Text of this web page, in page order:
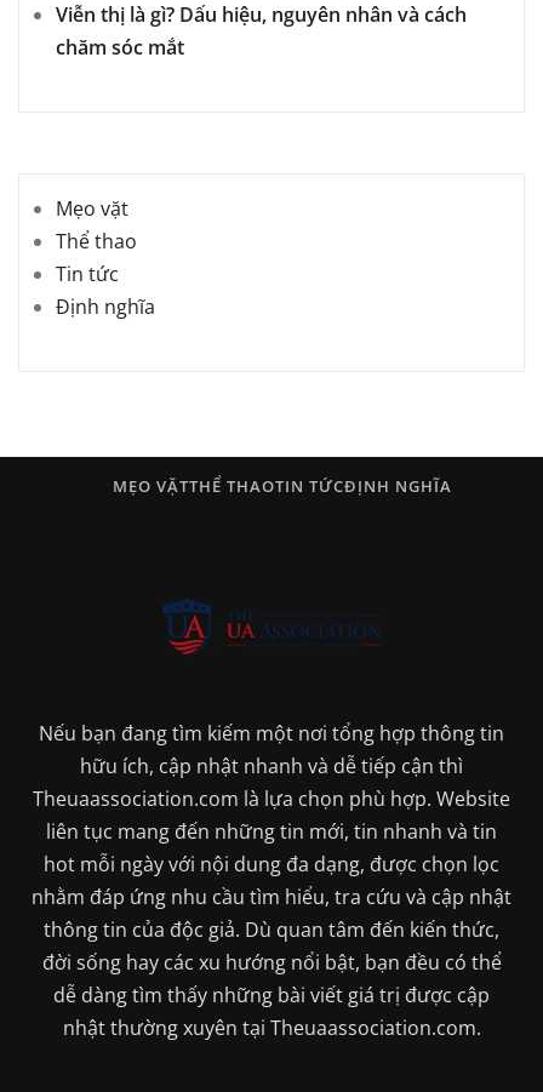
Viễn thị là gì? Dấu hiệu, nguyên nhân và cách
chăm sóc mắt
Mẹo vặt
Thể thao
Tin tức
Định nghĩa
MẸO VẶTTHỂ THAOTIN TỨCĐỊNH NGHĨA
Nếu bạn đang tìm kiếm một nơi tổng hợp thông tin
hữu ích, cập nhật nhanh và dễ tiếp cận thì
Theuaassociation.com là lựa chọn phù hợp. Website
liên tục mang đến những tin mới, tin nhanh và tin
hot mỗi ngày với nội dung đa dạng, được chọn lọc
nhằm đáp ứng nhu cầu tìm hiểu, tra cứu và cập nhật
thông tin của độc giả. Dù quan tâm đến kiến thức,
đời sống hay các xu hướng nổi bật, bạn đều có thể
dễ dàng tìm thấy những bài viết giá trị được cập
nhật thường xuyên tại Theuaassociation.com.